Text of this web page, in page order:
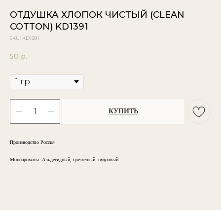
ОТДУШКА ХЛОПОК ЧИСТЫЙ (CLEAN
COTTON) KD1391
SKU: KD1391
50 р.
КУПИТЬ
Производство Россия
Моноароматы: Альдегидный, цветочный, пудровый